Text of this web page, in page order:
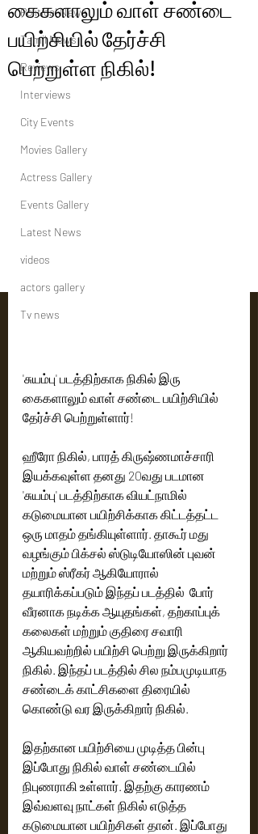
Political News
Tamil News
Reviews
Interviews
City Events
Movies Gallery
Actress Gallery
Events Gallery
Latest News
videos
actors gallery
Tv news
கைகளாலும் வாள் சண்டை
பயிற்சியில் தேர்ச்சி
பெற்றுள்ள நிகில்!
'சுயம்பு' படத்திற்காக நிகில் இரு
கைகளாலும் வாள் சண்டை பயிற்சியில்
தேர்ச்சி பெற்றுள்ளார்!
ஹீரோ நிகில், பாரத் கிருஷ்ணமாச்சாரி
இயக்கவுள்ள தனது 20வது படமான
'சுயம்பு' படத்திற்காக வியட்நாமில்
கடுமையான பயிற்சிக்காக கிட்டத்தட்ட
ஒரு மாதம் தங்கியுள்ளார். தாகூர் மது
வழங்கும் பிக்சல் ஸ்டுடியோஸின் புவன்
மற்றும் ஸ்ரீகர் ஆகியோரால்
தயாரிக்கப்படும் இந்தப் படத்தில்  போர்
வீரனாக நடிக்க ஆயுதங்கள், தற்காப்புக்
கலைகள் மற்றும் குதிரை சவாரி
ஆகியவற்றில் பயிற்சி பெற்று இருக்கிறார்
நிகில். இந்தப் படத்தில் சில நம்பமுடியாத
சண்டைக் காட்சிகளை திரையில்
கொண்டு வர இருக்கிறார் நிகில்.
இதற்கான பயிற்சியை முடித்த பின்பு
இப்போது நிகில் வாள் சண்டையில்
நிபுணராகி உள்ளார். இதற்கு காரணம்
இவ்வளவு நாட்கள் நிகில் எடுத்த
கடுமையான பயிற்சிகள் தான். இப்போது